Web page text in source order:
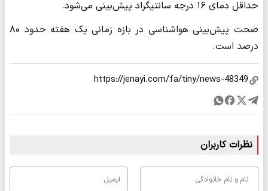
حداقل دمای ۱۶ درجه سانتیگراد پیش‌بینی می‌شود.
صحت پیش‌بینی هواشناسی در بازه زمانی یک هفته حدود ۸۰
درصد است.
نظرات کاربران